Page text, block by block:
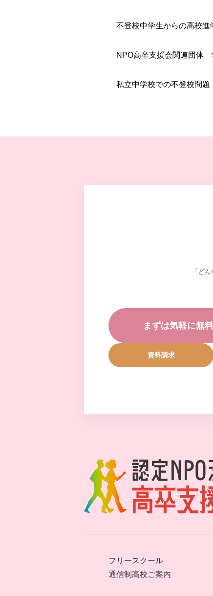
不登校中学生からの高校進
NPO高卒支援会関連団体
私立中学校での不登校問題
「ど
まずは気軽に無
資料請求
フリースクール
通信制高校ご案内